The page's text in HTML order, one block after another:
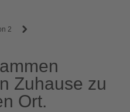
2
Zuhause zu
Ort.